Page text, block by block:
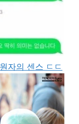
자의 센스 ㄷㄷ